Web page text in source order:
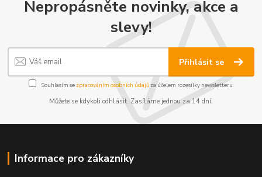
Nepropásněte novinky, akce a
slevy!
Přihlásit se
Souhlasím se zpracováním osobních údajůza účelem rozesílky newsletteru.
Můžete se kdykoli odhlásit. Zasíláme jednou za 14 dní.
Informace pro zákazníky